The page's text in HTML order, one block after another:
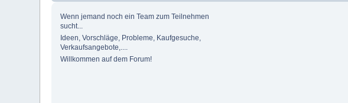
Wenn jemand noch ein Team zum Teilnehmen
sucht...
Ideen, Vorschläge, Probleme, Kaufgesuche,
Verkaufsangebote,....
Willkommen auf dem Forum!